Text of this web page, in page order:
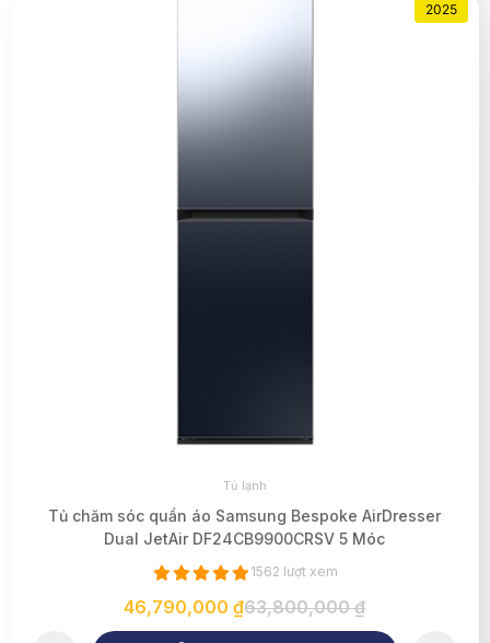
2025
Tủ lạnh
Tủ chăm sóc quần áo Samsung Bespoke AirDresser
Dual JetAir DF24CB9900CRSV 5 Móc
1562 lượt xem
46,790,000 ₫63,800,000 ₫